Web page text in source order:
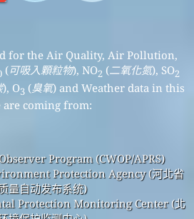
for the Air Quality, Air Pollution,
(可吸入顆粒物), NO2 (二氧化氮), SO2
), O3 (臭氧) and Weather data in this
are coming from:
Program (CWOP/APRS)
Protection Agency (河北省
量自动发布系统)
Protection Monitoring Center (北